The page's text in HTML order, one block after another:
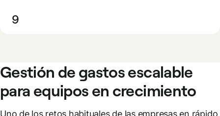
9
Gestión de gastos escalable
para equipos en crecimiento
Uno de los retos habituales de las empresas en rápido